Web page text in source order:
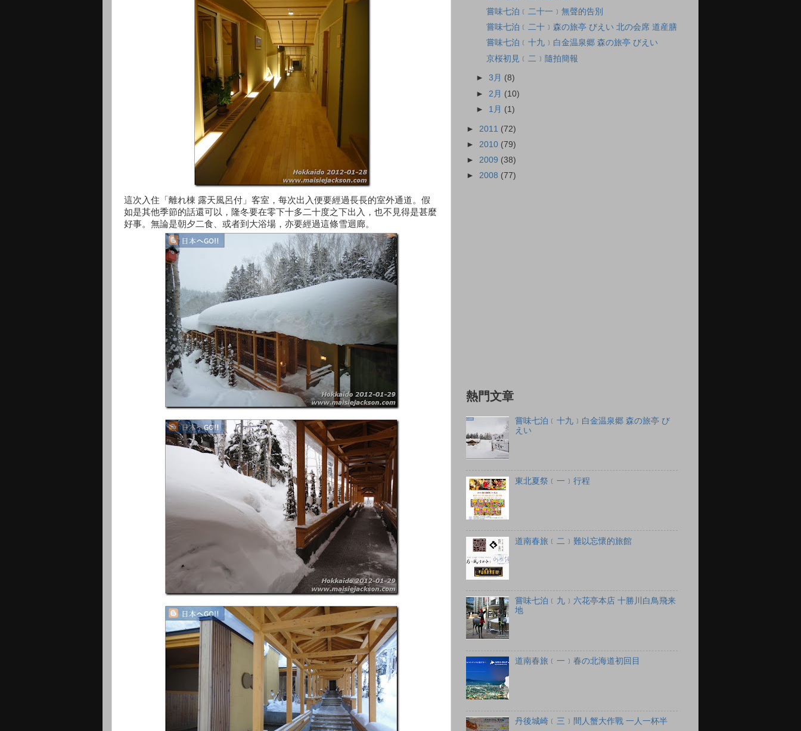
這次入住「離れ棟 露天風呂付」客室，每次出入便要經過長長的室外通道。假
如是其他季節的話還可以，隆冬要在零下十多二十度之下出入，也不見得是甚麼
好事。無論是朝夕二食、或者到大浴場，亦要經過這條雪迴廊。
嘗味七泊﹝二十一﹞無聲的告別
嘗味七泊﹝二十﹞森の旅亭 びえい 北の会席 道産膳
嘗味七泊﹝十九﹞白金温泉郷 森の旅亭 びえい
京桜初見﹝二﹞隨拍簡報
►3月 (8)
► 2月 (10)
► 1月 (1)
► 2011 (72)
► 2010 (79)
► 2009 (38)
► 2008 (77)
熱門文章
嘗味七泊﹝十九﹞白金温泉郷 森の旅亭 び
えい
東北夏祭﹝一﹞行程
道南春旅﹝二﹞難以忘懷的旅館
嘗味七泊﹝九﹞六花亭本店 十勝川白鳥飛来
地
道南春旅﹝一﹞春の北海道初回目
丹後城崎﹝三﹞間人蟹大作戰 一人一杯半